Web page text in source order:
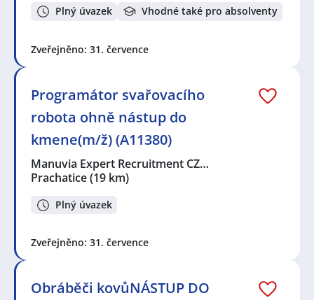
Plný úvazek Vhodné také pro absolventy
Zveřejněno: 31. července
Programátor svařovacího
robota ohně nástup do
kmene(m/ž) (A11380)
Manuvia Expert Recruitment CZ…
Prachatice(19 km)
Plný úvazek
Zveřejněno: 31. července
Obráběči kovůNÁSTUP DO